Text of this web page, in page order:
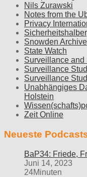
Nils Zurawski
Notes from the
Privacy
Snowden Archive
State Watch
Surveillance and
Surveillance
Surveillance
Unabhängiges
Holstein
Zeit Online
Neueste
BaP34: Friede,
Juni 14, 2023
24Minuten